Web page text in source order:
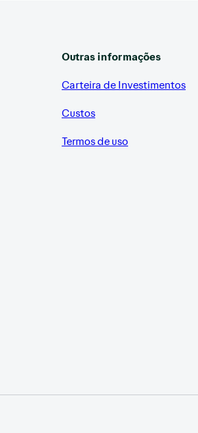
Outras informações
Carteira de Investimentos
Custos
Termos de uso